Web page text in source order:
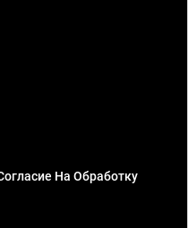
На Обработку